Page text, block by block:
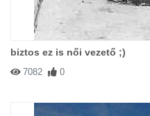
biztos ez is női vezető ;)
7082 0